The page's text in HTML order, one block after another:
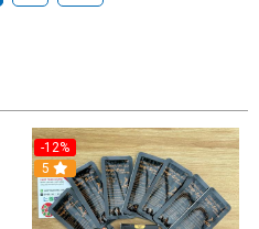
-12%
5